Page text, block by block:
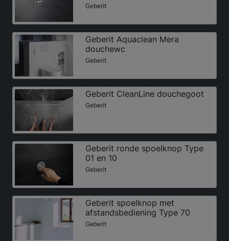
Geberit
Geberit Aquaclean Mera
douchewc
Geberit
Geberit CleanLine douchegoot
Geberit
Geberit ronde spoelknop Type
01 en 10
Geberit
Geberit spoelknop met
afstandsbediening Type 70
Geberit